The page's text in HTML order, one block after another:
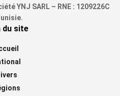
YNJ SARL – RNE : 1209226C
du site